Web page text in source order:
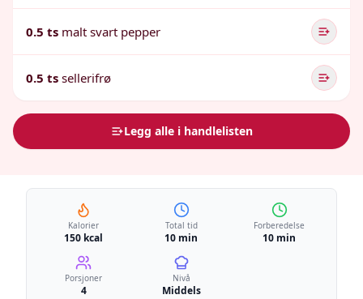
0.5 ts malt svart pepper
0.5 ts sellerifrø
Legg alle i handlelisten
Kalorier
150 kcal
Total tid
10 min
Forberedelse
10 min
Porsjoner
4
Nivå
Middels